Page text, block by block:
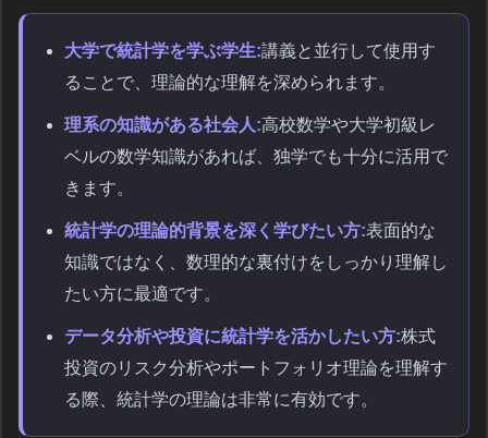
大学で統計学を学ぶ学生:講義と並行して使用す
ることで、理論的な理解を深められます。
理系の知識がある社会人:高校数学や大学初級レ
ベルの数学知識があれば、独学でも十分に活用で
きます。
統計学の理論的背景を深く学びたい方:表面的な
知識ではなく、数理的な裏付けをしっかり理解し
たい方に最適です。
データ分析や投資に統計学を活かしたい方:株式
投資のリスク分析やポートフォリオ理論を理解す
る際、統計学の理論は非常に有効です。